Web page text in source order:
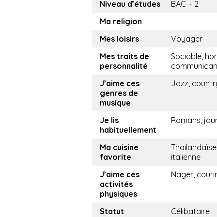
Niveau d’études
BAC + 2
Ma religion
Mes loisirs
Voyager
Mes traits de
personnalité
Sociable,
J’aime ces
genres de
musique
Jazz,
Je lis
habituellement
Romans,
Ma cuisine
favorite
italienne
J’aime ces
activités
physiques
Nager, courir
Statut
Célibataire